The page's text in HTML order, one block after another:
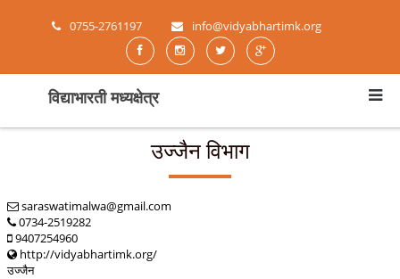
0755-2761197 info@vidyabhartimk.org
विद्याभारती मध्यक्षेत्र
उज्जैन विभाग
saraswatimalwa@gmail.com
0734-2519282
9407254960
http://vidyabhartimk.org/
उज्जैन